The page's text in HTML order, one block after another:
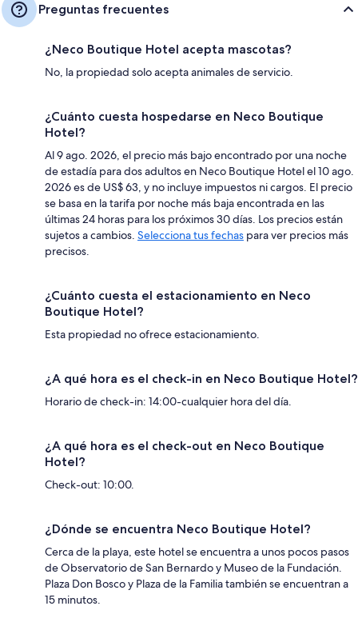
Preguntas frecuentes
¿Neco Boutique Hotel acepta mascotas?
No, la propiedad solo acepta animales de servicio.
¿Cuánto cuesta hospedarse en Neco Boutique
Hotel?
Al 9 ago. 2026, el precio más bajo encontrado por una noche
de estadía para dos adultos en Neco Boutique Hotel el 10 ago.
2026 es de US$ 63, y no incluye impuestos ni cargos. El precio
se basa en la tarifa por noche más baja encontrada en las
últimas 24 horas para los próximos 30 días. Los precios están
sujetos a cambios. Selecciona tus fechas para ver precios más
precisos.
¿Cuánto cuesta el estacionamiento en Neco
Boutique Hotel?
Esta propiedad no ofrece estacionamiento.
¿A qué hora es el check-in en Neco Boutique Hotel?
Horario de check-in: 14:00-cualquier hora del día.
¿A qué hora es el check-out en Neco Boutique
Hotel?
Check-out: 10:00.
¿Dónde se encuentra Neco Boutique Hotel?
Cerca de la playa, este hotel se encuentra a unos pocos pasos
de Observatorio de San Bernardo y Museo de la Fundación.
Plaza Don Bosco y Plaza de la Familia también se encuentran a
15 minutos.